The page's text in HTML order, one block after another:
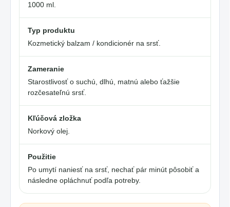
1000 ml.
Typ produktu
Kozmetický balzam / kondicionér na srsť.
Zameranie
Starostlivosť o suchú, dlhú, matnú alebo ťažšie
rozčesateľnú srsť.
Kľúčová zložka
Norkový olej.
Použitie
Po umytí naniesť na srsť, nechať pár minút pôsobiť a
následne opláchnuť podľa potreby.